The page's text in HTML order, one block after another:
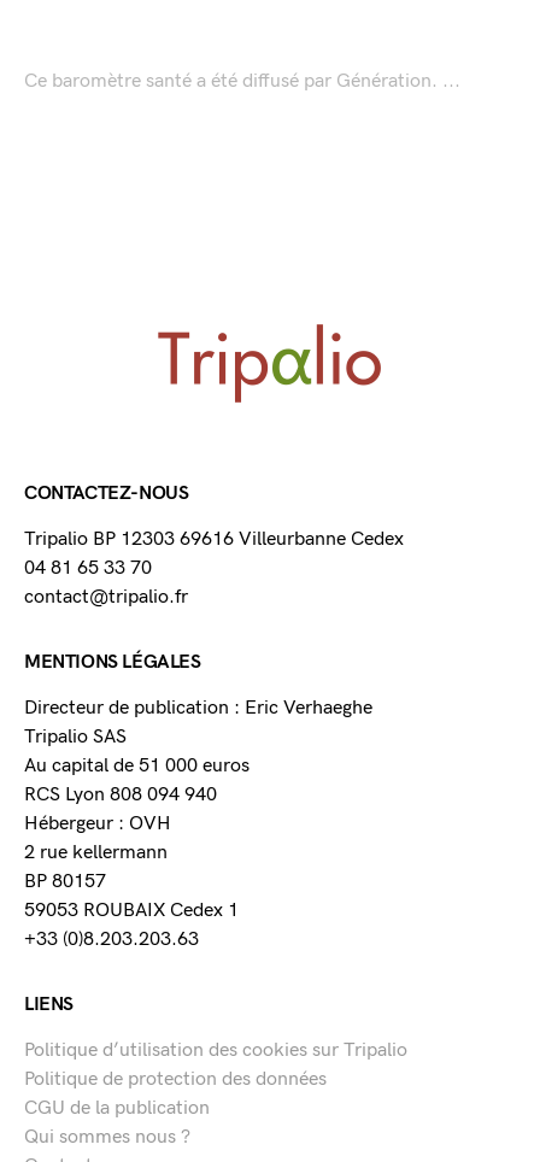
Ce baromètre santé a été diffusé par Génération. ...
CONTACTEZ-NOUS
Tripalio BP 12303 69616 Villeurbanne Cedex
04 81 65 33 70
contact@tripalio.fr
MENTIONS LÉGALES
Directeur de publication : Eric Verhaeghe
Tripalio SAS
Au capital de 51 000 euros
RCS Lyon 808 094 940
Hébergeur : OVH
2 rue kellermann
BP 80157
59053 ROUBAIX Cedex 1
+33 (0)8.203.203.63
LIENS
Politique d’utilisation des cookies sur Tripalio
Politique de protection des données
CGU de la publication
Qui sommes nous ?